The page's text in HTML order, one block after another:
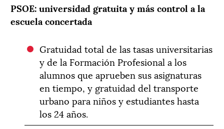
PSOE: universidad gratuita y más control a la
escuela concertada
Gratuidad total de las tasas universitarias
y de la Formación Profesional a los
alumnos que aprueben sus asignaturas
en tiempo, y gratuidad del transporte
urbano para niños y estudiantes hasta
los 24 años.